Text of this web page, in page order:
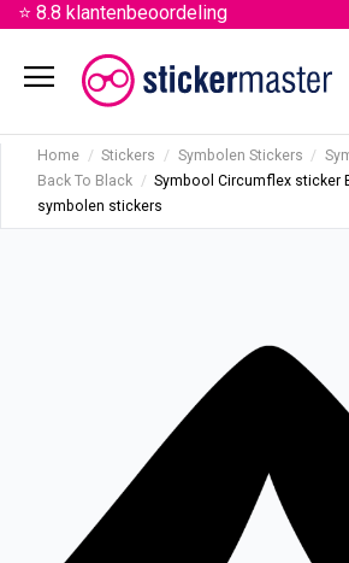
⭐ 8.8 klantenbeoordeling
menu
Home Stickers Symbolen Stickers
Back To Black
Symbool Circumflex sticker
symbolen stickers